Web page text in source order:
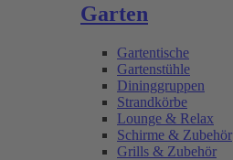
Garten
Gartentische
Gartenstühle
Dininggruppen
Strandkörbe
Lounge & Relax
Schirme & Zubehör
Grills & Zubehör